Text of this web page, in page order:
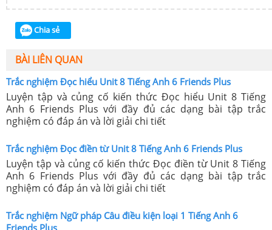
Chia sẻ
BÀI LIÊN QUAN
Trắc nghiệm Đọc hiểu Unit 8 Tiếng Anh 6 Friends Plus
Luyện tập và củng cố kiến thức Đọc hiểu Unit 8 Tiếng
Anh 6 Friends Plus với đầy đủ các dạng bài tập trắc
nghiệm có đáp án và lời giải chi tiết
Trắc nghiệm Đọc điền từ Unit 8 Tiếng Anh 6 Friends Plus
Luyện tập và củng cố kiến thức Đọc điền từ Unit 8 Tiếng
Anh 6 Friends Plus với đầy đủ các dạng bài tập trắc
nghiệm có đáp án và lời giải chi tiết
Trắc nghiệm Ngữ pháp Câu điều kiện loại 1 Tiếng Anh 6
Friends Plus